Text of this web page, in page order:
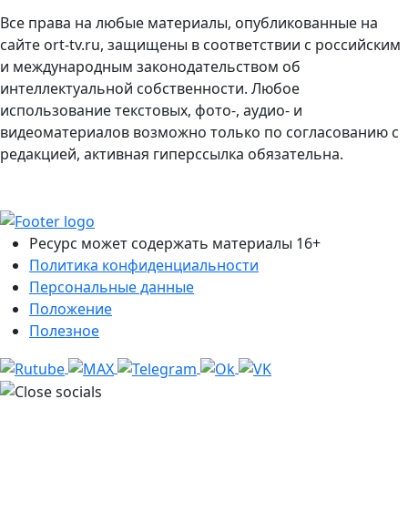
Все права на любые материалы, опубликованные на
сайте ort-tv.ru, защищены в соответствии с российским
и международным законодательством об
интеллектуальной собственности. Любое
использование текстовых, фото-, аудио- и
видеоматериалов возможно только по согласованию с
редакцией, активная гиперссылка обязательна.
Ресурс может содержать материалы 16+
Политика конфиденциальности
Персональные данные
Положение
Полезное